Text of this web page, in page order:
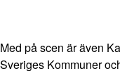
Med på scen är även
Sveriges Kommuner